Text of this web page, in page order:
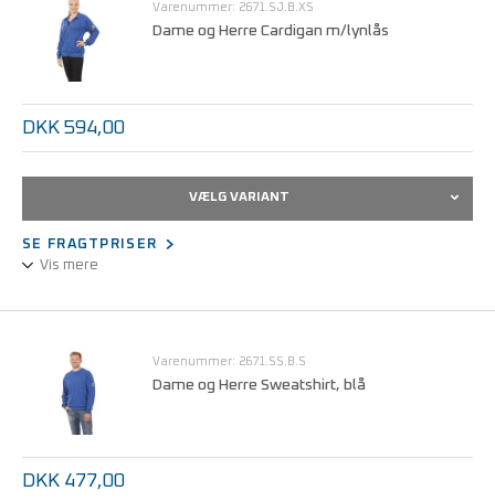
Statisk dissipativt stof.
Kan maskinvaskes ved 40°C.
Størrelser fra XS - 5XL.
Varenummer: 2671.SJ.B.XS
Dame og Herre Cardigan m/lynlås
DKK 594,00
VÆLG VARIANT
SE FRAGTPRISER
Vis mere
Let, åndbar og behagelig at bære.
Kan maskinvaskes ved 40°C.
Størrelser fra XS - 5XL.
Varenummer: 2671.SS.B.S
Dame og Herre Sweatshirt, blå
DKK 477,00